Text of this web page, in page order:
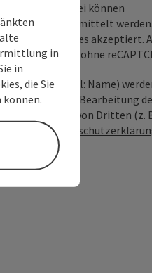
verwendet. Dabei können
an Google übermittelt
Cookies akzeptiert.
– ganz ohne
optional: Name)
für die Bearbeitung
die Anfrage von Dritten (z.
auch
in
in
die Sie